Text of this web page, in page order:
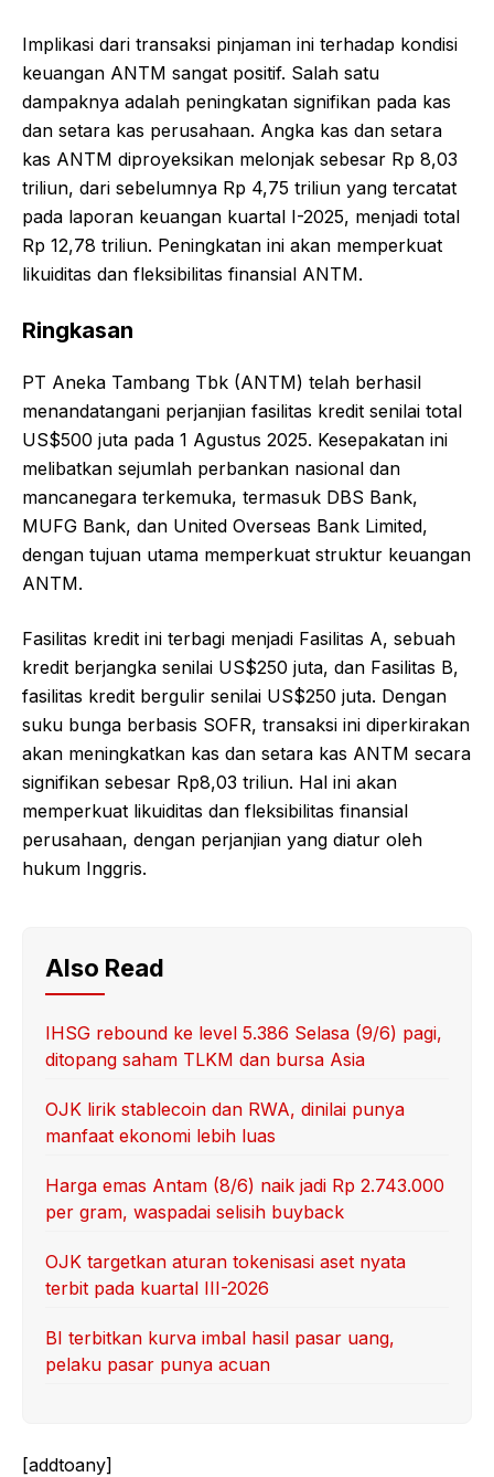
Implikasi dari transaksi pinjaman ini terhadap kondisi
keuangan ANTM sangat positif. Salah satu
dampaknya adalah peningkatan signifikan pada kas
dan setara kas perusahaan. Angka kas dan setara
kas ANTM diproyeksikan melonjak sebesar Rp 8,03
triliun, dari sebelumnya Rp 4,75 triliun yang tercatat
pada laporan keuangan kuartal I-2025, menjadi total
Rp 12,78 triliun. Peningkatan ini akan memperkuat
likuiditas dan fleksibilitas finansial ANTM.
Ringkasan
PT Aneka Tambang Tbk (ANTM) telah berhasil
menandatangani perjanjian fasilitas kredit senilai total
US$500 juta pada 1 Agustus 2025. Kesepakatan ini
melibatkan sejumlah perbankan nasional dan
mancanegara terkemuka, termasuk DBS Bank,
MUFG Bank, dan United Overseas Bank Limited,
dengan tujuan utama memperkuat struktur keuangan
ANTM.
Fasilitas kredit ini terbagi menjadi Fasilitas A, sebuah
kredit berjangka senilai US$250 juta, dan Fasilitas B,
fasilitas kredit bergulir senilai US$250 juta. Dengan
suku bunga berbasis SOFR, transaksi ini diperkirakan
akan meningkatkan kas dan setara kas ANTM secara
signifikan sebesar Rp8,03 triliun. Hal ini akan
memperkuat likuiditas dan fleksibilitas finansial
perusahaan, dengan perjanjian yang diatur oleh
hukum Inggris.
Also Read
IHSG rebound ke level 5.386 Selasa (9/6) pagi,
ditopang saham TLKM dan bursa Asia
OJK lirik stablecoin dan RWA, dinilai punya
manfaat ekonomi lebih luas
Harga emas Antam (8/6) naik jadi Rp 2.743.000
per gram, waspadai selisih buyback
OJK targetkan aturan tokenisasi aset nyata
terbit pada kuartal III-2026
BI terbitkan kurva imbal hasil pasar uang,
pelaku pasar punya acuan
[addtoany]